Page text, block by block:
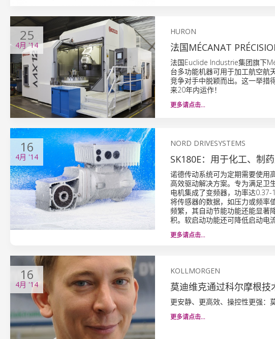
25
4月'14
HURON
法国MÉCANAT
法国Euclide Industrie集团旗下
台多功能机器可用于加工航空航
竞争对手中脱颖而出。这一举措
来20年内运作！
更多请点击…
16
4月 '14
NORD DRIVESYSTEMS
SK180E：用于化工、制
诺德传动系统可为定期需要使用
高效驱动解决方案。专为满足卫
电机集成了变频器，功率达
将传感器的数据，如压力或频率
频繁，其自动节能功能还能显著
积。软启动功能还可降低启动电
更多请点击…
16
4月 '14
KOLLMORGEN
莫迪维克通过科尔摩根
更安静、更高效、操控性更强：
更多请点击…